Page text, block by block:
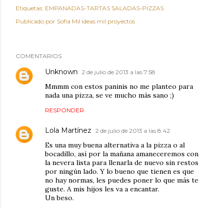
Etiquetas: EMPANADAS-TARTAS SALADAS-PIZZAS
Publicado por Sofía Mil ideas mil proyectos
COMENTARIOS
Unknown 2 de julio de 2013 a las 7:58
Mmmm con estos paninis no me planteo para
nada una pizza, se ve mucho más sano ;)
RESPONDER
Lola Martínez 2 de julio de 2013 a las 8:42
Es una muy buena alternativa a la pizza o al
bocadillo, así por la mañana amaneceremos con
la nevera lista para llenarla de nuevo sin restos
por ningún lado. Y lo bueno que tienen es que
no hay normas, les puedes poner lo que más te
guste. A mis hijos les va a encantar.
Un beso.